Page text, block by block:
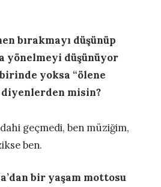
bırakmayı düşünüp
yönelmeyi düşünüyor
yoksa “ölene
misin?
geçmedi, ben müziğim,
ben.
bir yaşam mottosu